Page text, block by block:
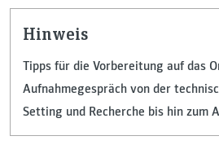
Hinweis
Tipps für die Vorbereitung auf das
Aufnahmegespräch von der
Setting und Recherche bis hin zum